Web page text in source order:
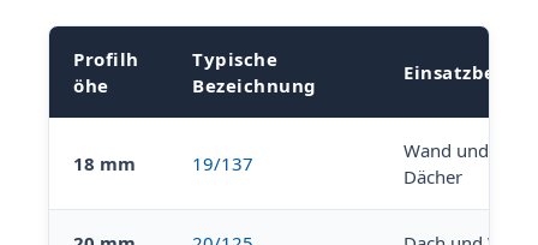
Profilh
öhe
Typische
Bezeichnung
18 mm 19/137
Wand und
Dächer